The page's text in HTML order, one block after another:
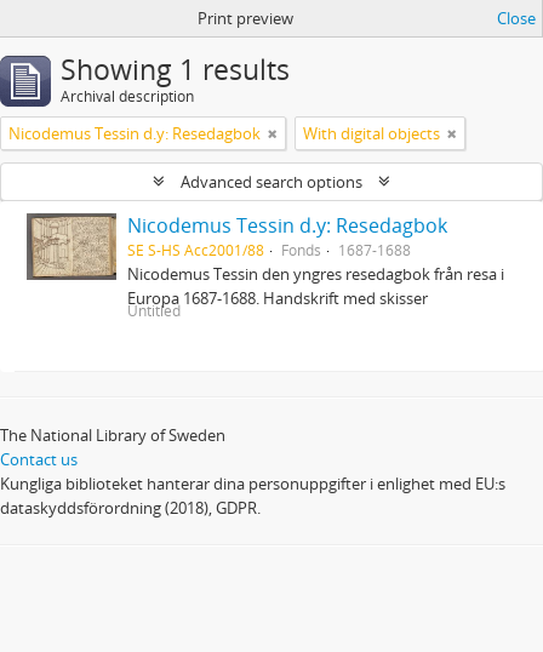
Print preview Close
Showing 1 results
Archival description
Nicodemus Tessin d.y: Resedagbok With digital objects
Advanced search options
Nicodemus Tessin d.y: Resedagbok
SE S-HS Acc2001/88 Fonds 1687-1688
Nicodemus Tessin den yngres resedagbok från resa i
Europa 1687-1688. Handskrift med skisser
Untitled
The National Library of Sweden
Contact us
Kungliga biblioteket hanterar dina personuppgifter i enlighet med EU:s
dataskyddsförordning (2018), GDPR.